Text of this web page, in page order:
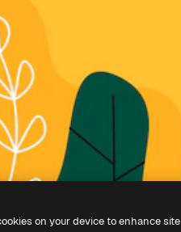
on your device to enhance site